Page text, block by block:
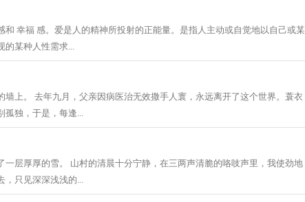
幸福 感。爱是人的精神所投射的正能量。是指人主动或自觉地以自己或某
的某种人性需求...
上。 去年九月，父亲因病医治无效撒手人寰，永远离开了这个世界。蓑衣
孤独，于是，每逢...
层厚厚的雪。 山村的清晨十分宁静，在三两声清脆的咯吱声里，我使劲地
，只见深深浅浅的...